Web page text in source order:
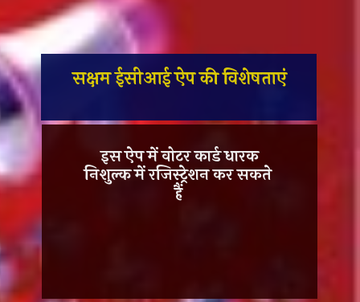
सक्षम ईसीआई ऐप की विशेषताएं
इस ऐप में वोटर कार्ड धारक
निशुल्क में रजिस्ट्रेशनकर सकते
हैं